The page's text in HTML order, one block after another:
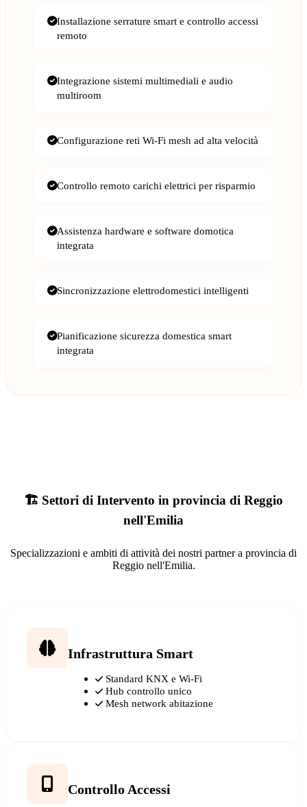
Installazione serrature smart e controllo accessi
remoto
Integrazione sistemi multimediali e audio
multiroom
Configurazione reti Wi-Fi mesh ad alta velocità
Controllo remoto carichi elettrici per risparmio
Assistenza hardware e software domotica
integrata
Sincronizzazione elettrodomestici intelligenti
Pianificazione sicurezza domestica smart
integrata
🏗️ Settori di Intervento in provincia di Reggio
nell'Emilia
Specializzazioni e ambiti di attività dei nostri partner a provincia di
Reggio nell'Emilia.
Infrastruttura Smart
Standard KNX e Wi-Fi
Hub controllo unico
Mesh network abitazione
Controllo Accessi